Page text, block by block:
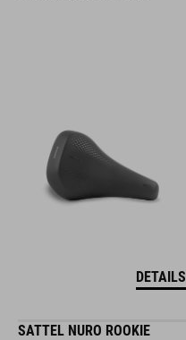
DETAILS
SATTEL NURO ROOKIE